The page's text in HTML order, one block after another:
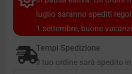
luglio saranno spediti
1 settembre, buone
Tempi Spedizione
Il tuo ordine sarà spedito